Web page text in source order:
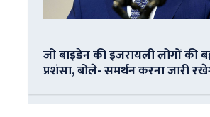
जो बाइडेन की इजरायली लोगों की
प्रशंसा, बोले- समर्थन करना जारी